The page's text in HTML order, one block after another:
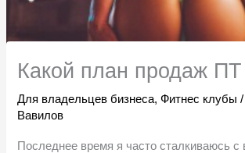
Какой план продаж ПТ
Для владельцев бизнеса,Фитнес клубы /
Вавилов
Последнее время я часто сталкиваюсь с